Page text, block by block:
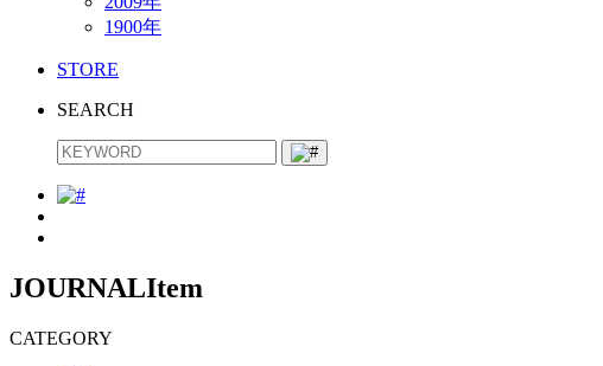
1900年
STORE
SEARCH
JOURNALItem
CATEGORY